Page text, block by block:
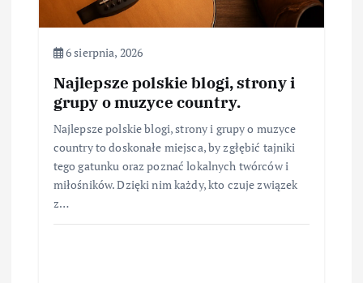
6 sierpnia, 2026
Najlepsze polskie blogi, strony i
grupy o muzyce country.
Najlepsze polskie blogi, strony i grupy o muzyce
country to doskonałe miejsca, by zgłębić tajniki
tego gatunku oraz poznać lokalnych twórców i
miłośników. Dzięki nim każdy, kto czuje związek
z…